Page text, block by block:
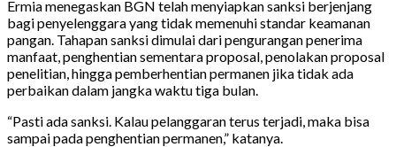
Ermia menegaskan BGN telah menyiapkan sanksi berjenjang
bagi penyelenggara yang tidak memenuhi standar keamanan
pangan. Tahapan sanksi dimulai dari pengurangan penerima
manfaat, penghentian sementara proposal, penolakan proposal
penelitian, hingga pemberhentian permanen jika tidak ada
perbaikan dalam jangka waktu tiga bulan.
“Pasti ada sanksi. Kalau pelanggaran terus terjadi, maka bisa
sampai pada penghentian permanen,” katanya.